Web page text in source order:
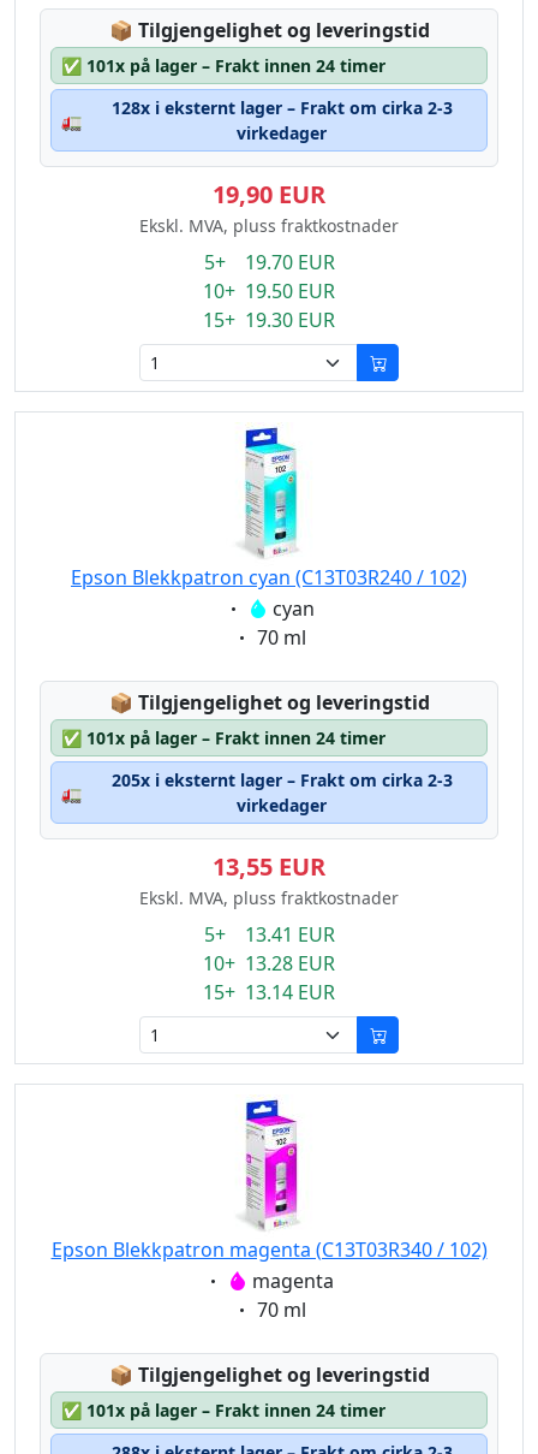
📦 Lagerstatus:
Tilgjengelighet og leveringstid
✅ 101x på lager – Frakt innen 24 timer
🚛
128x i eksternt lager – Frakt om cirka 2-3
virkedager
19,90 EUR
Ekskl. MVA, pluss fraktkostnader
5+ 19.70 EUR
10+ 19.50 EUR
15+ 19.30 EUR
Epson Blekkpatron cyan (C13T03R240 / 102)
Eigenschaft:
cyan
Eigenschaft:
70 ml
📦 Lagerstatus:
Tilgjengelighet og leveringstid
✅ 101x på lager – Frakt innen 24 timer
🚛
205x i eksternt lager – Frakt om cirka 2-3
virkedager
13,55 EUR
Ekskl. MVA, pluss fraktkostnader
5+ 13.41 EUR
10+ 13.28 EUR
15+ 13.14 EUR
Epson Blekkpatron magenta (C13T03R340 / 102)
Eigenschaft:
magenta
Eigenschaft:
70 ml
📦 Lagerstatus:
Tilgjengelighet og leveringstid
✅ 101x på lager – Frakt innen 24 timer